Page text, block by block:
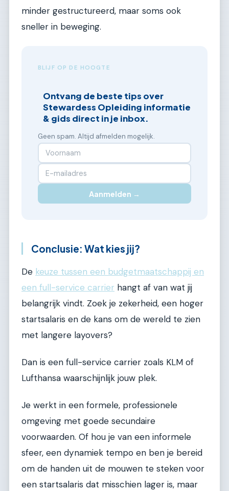
minder gestructureerd, maar soms ook
sneller in beweging.
BLIJF OP DE HOOGTE
Ontvang de beste tips over
Stewardess Opleiding informatie
& gids direct in je inbox.
Geen spam. Altijd afmelden mogelijk.
Aanmelden →
Conclusie: Wat kies jij?
De keuze tussen een budgetmaatschappij en
een full-service carrier hangt af van wat jij
belangrijk vindt. Zoek je zekerheid, een hoger
startsalaris en de kans om de wereld te zien
met langere layovers?
Dan is een full-service carrier zoals KLM of
Lufthansa waarschijnlijk jouw plek.
Je werkt in een formele, professionele
omgeving met goede secundaire
voorwaarden. Of hou je van een informele
sfeer, een dynamiek tempo en ben je bereid
om de handen uit de mouwen te steken voor
een startsalaris dat misschien lager is, maar